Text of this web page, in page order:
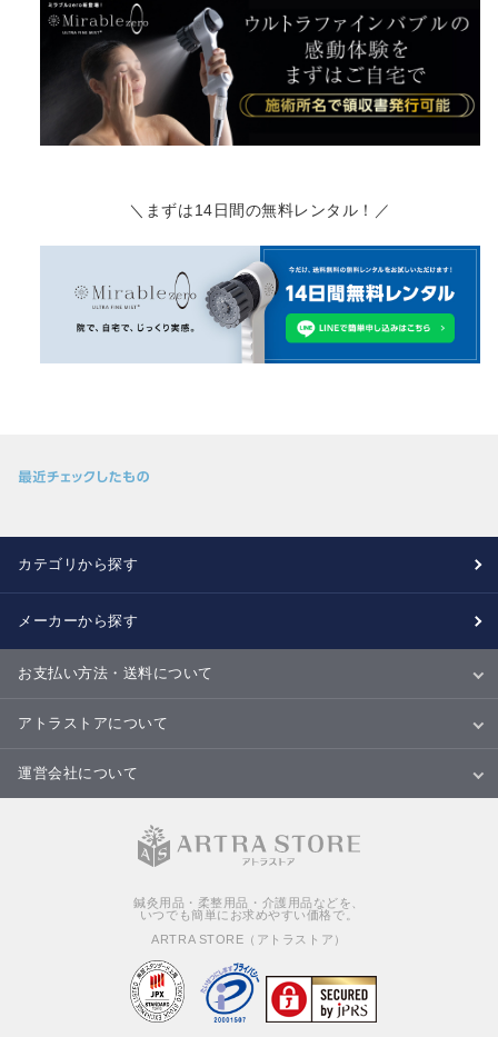
＼まずは14日間の無料レンタル！／
カテゴリから探す
メーカーから探す
お支払い方法・送料について
お支払い方法
送料について
配送・納期
キャンセル・返品・交換について
アトラストアについて
当サイトについて
ご利用規約
ご利用ガイド
Ｑ＆Ａ
商品のご提案について
運営会社について
特定商取引法に基づく表記
個人情報の取扱いについて
鍼灸用品・柔整用品・介護用品などを、
いつでも簡単にお求めやすい価格で。
ARTRA STORE（アトラストア）